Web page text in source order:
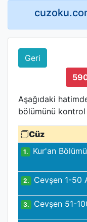
Geri
Aşağıdaki
bölümünü
Cüz
1. Kur'an Bölümü
2. Cevşen 1-50
3. Cevşen 51-